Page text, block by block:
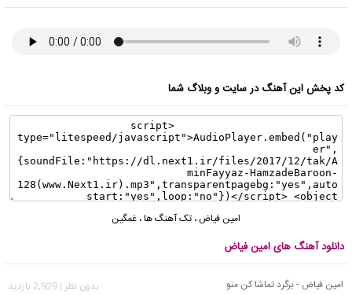
کد پخش این آهنگ در سایت و وبلاگ شما
امین فیاض ، تک آهنگ ها، غمگین
دانلود آهنگ های امین فیاض
امین فیاض - برگرد تماشا کن منو
بدون نظر | 2,929 بازدید